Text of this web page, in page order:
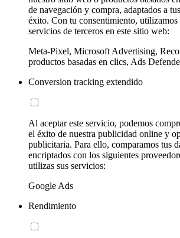
de navegación y compra, adaptados a
éxito. Con tu consentimiento, utilizamos
servicios de terceros en este sitio web:
Meta-Pixel, Microsoft Advertising,
productos basadas en clics, Ads
Conversion tracking extendido
Al aceptar este servicio, podemos
el éxito de nuestra publicidad online y
publicitaria. Para ello, comparamos tus
encriptados con los siguientes
utilizas sus servicios:
Google Ads
Rendimiento